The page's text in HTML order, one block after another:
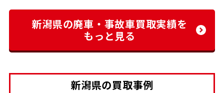
新潟県の廃車・事故車買取実績を
もっと見る
新潟県の買取事例